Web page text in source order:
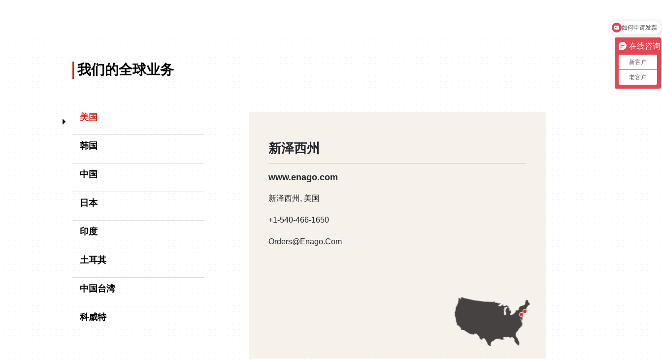
我们的全球业务
美国
韩国
中国
日本
印度
土耳其
中国台湾
科威特
新泽西州
www.enago.com
新泽西州, 美国
+1-540-466-1650
Orders@enago.com
首尔
www.enago.co.kr
Crimson Interactive Korea Co. Ltd.
#2-2541, 19, Hakdong-Ro 2-Gil, Gangnam-Gu,
Seoul, Republic Of Korea
北京
www.enago.cn
北京市海淀区中关村南大街2号数码
东京
www.enago.jp
Crimson Interactive K.K.
0021, Japan
+81-3-5050-5374
孟买
Crimson Interactive
Goregaon (W), Mumbai 400062, India
+91-22-61935000
Istanbul
Levent Mah. Ulgen Sok. No:52 Besiktas Istanbul, TURKEY
+90-312-428-22 88
台湾省台北市
No.234-4, Sec. 5, Nanjing E. Rd.
Sharq
Ahamed Al-Jaber Street, Dasman Complex,
Sharq, Kuwait
在线咨询
新客户
老客户
如何申请发票